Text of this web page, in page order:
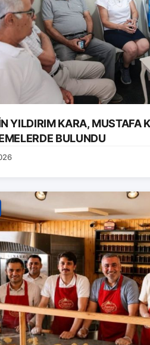
YILDIRIM KARA, MUSTAFA
BULUNDU